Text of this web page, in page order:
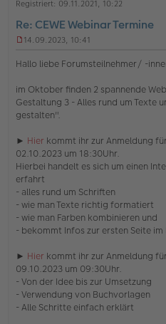
e
Registriert: 09.11.2021, 10:22
Re: CEWE Webinar Termine
g
l
e
s
r
B
e
t
r
a
g
14.09.2023, 10:41
Hallo liebe Forumsteilnehmer/ -
im Oktober finden 2 spannende
Gestaltung 3 - Alles rund um Texte
gestalten".
► Hier kommt ihr zur Anmeldung für
02.10.2023 um 18:30Uhr.
Hierbei handelt es sich um einen
erfahrt
- alles rund um Schriften
- wie man Texte richtig formatiert
- wie man Farben kombinieren und
- bekommt Infos zur ersten Seite im
► Hier kommt ihr zur Anmeldung für
09.10.2023 um 09:30Uhr.
- Von der Idee bis zur Umsetzung
- Verwendung von Buchvorlagen
- Alle Schritte einfach erklärt